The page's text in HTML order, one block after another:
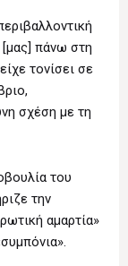
[μας] πάνω στη
τονίσει σε
σχέση με τη
του
την
αμαρτία»